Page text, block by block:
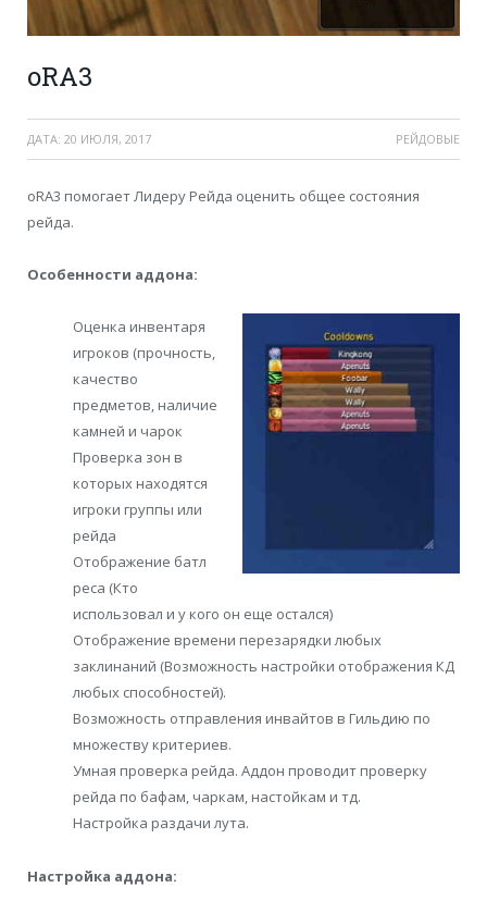
oRA3
ДАТА: 20 ИЮЛЯ, 2017 РЕЙДОВЫЕ
oRA3 помогает Лидеру Рейда оценить общее состояния
рейда.
Особенности аддона:
Оценка инвентаря
игроков (прочность,
качество
предметов, наличие
камней и чарок
Проверка зон в
которых находятся
игроки группы или
рейда
Отображение батл
реса (Кто
использовал и у кого он еще остался)
Отображение времени перезарядки любых
заклинаний (Возможность настройки отображения КД
любых способностей).
Возможность отправления инвайтов в Гильдию по
множеству критериев.
Умная проверка рейда. Аддон проводит проверку
рейда по бафам, чаркам, настойкам и тд.
Настройка раздачи лута.
Настройка аддона: